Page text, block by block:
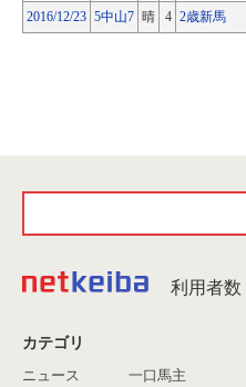
2016/12/23 5中山7 晴 4 2歳新馬
利用者数
カテゴリ
ニュース
一口馬主